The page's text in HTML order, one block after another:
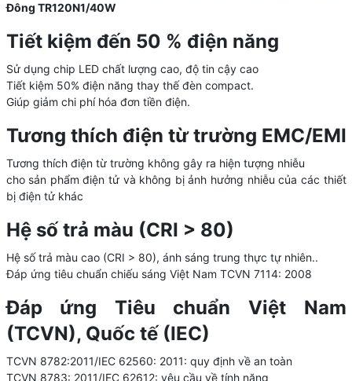
Đông TR120N1/40W
Tiết kiệm đến 50 % điện năng
Sử dụng chip LED chất lượng cao, độ tin cậy cao
Tiết kiệm 50% điện năng thay thế đèn compact.
Giúp giảm chi phí hóa đơn tiền điện.
Tương thích điện từ trường EMC/EMI
Tương thích điện từ trường không gây ra hiện tượng nhiễu
cho sản phẩm điện tử và không bị ảnh hưởng nhiễu của các thiết
bị điện tử khác
Hệ số trả màu (CRI > 80)
Hệ số trả màu cao (CRI > 80), ánh sáng trung thực tự nhiên..
Đáp ứng tiêu chuẩn chiếu sáng Việt Nam TCVN 7114: 2008
Đáp ứng Tiêu chuẩn Việt Nam
(TCVN), Quốc tế (IEC)
TCVN 8782:2011/IEC 62560: 2011: quy định về an toàn
TCVN 8783: 2011/IEC 62612: yêu cầu về tính năng